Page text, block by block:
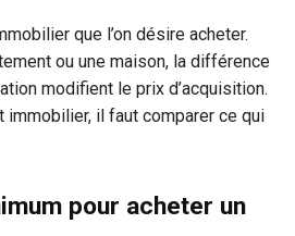
que l’on désire acheter.
ou une maison, la différence
modifient le prix d’acquisition.
immobilier, il faut comparer ce qui
pour acheter un